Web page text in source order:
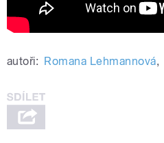
autoři: Romana Lehmannová,